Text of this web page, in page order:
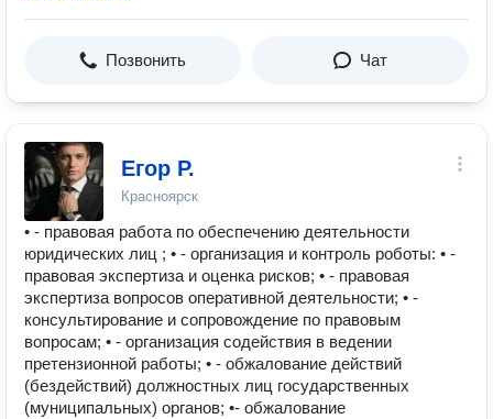
Позвонить Чат
Егор Р.
Красноярск
• - правовая работа по обеспечению деятельности
юридических лиц ; • - организация и контроль роботы: • -
правовая экспертиза и оценка рисков; • - правовая
экспертиза вопросов оперативной деятельности; • -
консультирование и сопровождение по правовым
вопросам; • - организация содействия в ведении
претензионной работы; • - обжалование действий
(бездействий) должностных лиц государственных
(муниципальных) органов; •- обжалование